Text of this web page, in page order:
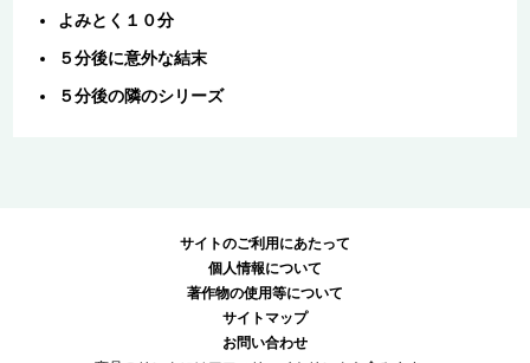
よみとく１０分
５分後に意外な結末
５分後の隣のシリーズ
サイトのご利用にあたって
個人情報について
著作物の使用等について
サイトマップ
お問い合わせ